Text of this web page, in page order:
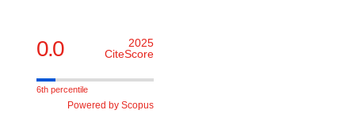
0.0
2025
CiteScore
6th percentile
Powered by Scopus